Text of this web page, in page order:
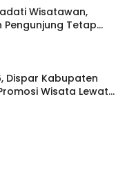
Wisatawan,
Tetap
Dispar Kabupaten
Wisata Lewat